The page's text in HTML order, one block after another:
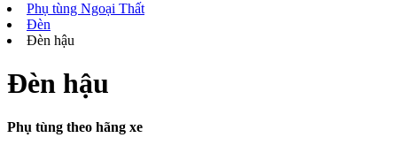
Phụ tùng Ngoại Thất
Đèn
Đèn hậu
Đèn hậu
Phụ tùng theo hãng xe